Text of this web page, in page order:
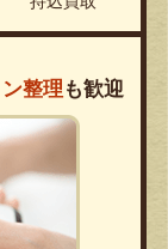
整理 も歓迎